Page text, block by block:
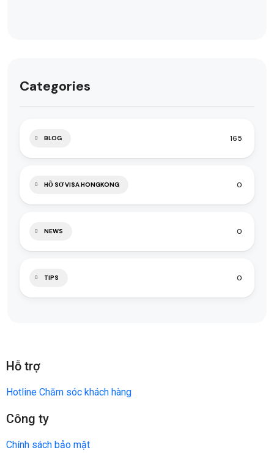
Categories
BLOG 165
HỒ SƠ VISA HONGKONG 0
NEWS 0
TIPS 0
Hỗ trợ
Hotline Chăm sóc khách hàng
Công ty
Chính sách bảo mật